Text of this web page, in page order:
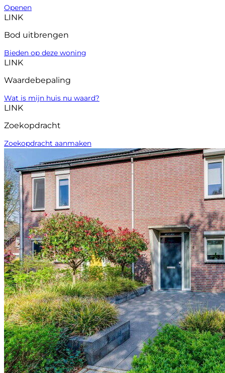
Openen
LINK
Bod uitbrengen
Bieden op deze woning
LINK
Waardebepaling
Wat is mijn huis nu waard?
LINK
Zoekopdracht
Zoekopdracht aanmaken